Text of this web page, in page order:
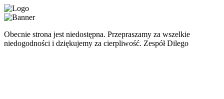
Obecnie strona jest niedostępna. Przepraszamy za wszelkie
niedogodności i dziękujemy za cierpliwość. Zespół Dilego